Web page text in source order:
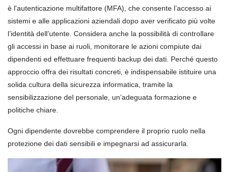
è l'autenticazione multifattore (MFA), che consente l’accesso ai
sistemi e alle applicazioni aziendali dopo aver verificato più volte
l’identità dell’utente. Considera anche la possibilità di controllare
gli accessi in base ai ruoli, monitorare le azioni compiute dai
dipendenti ed effettuare frequenti backup dei dati. Perché questo
approccio offra dei risultati concreti, è indispensabile istituire una
solida cultura della sicurezza informatica, tramite la
sensibilizzazione del personale, un’adeguata formazione e
politiche chiare.
Ogni dipendente dovrebbe comprendere il proprio ruolo nella
protezione dei dati sensibili e impegnarsi ad assicurarla.